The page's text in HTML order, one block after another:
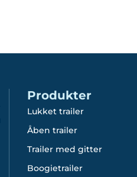
Produkter
Lukket trailer
Åben trailer
Trailer med gitter
Boogietrailer